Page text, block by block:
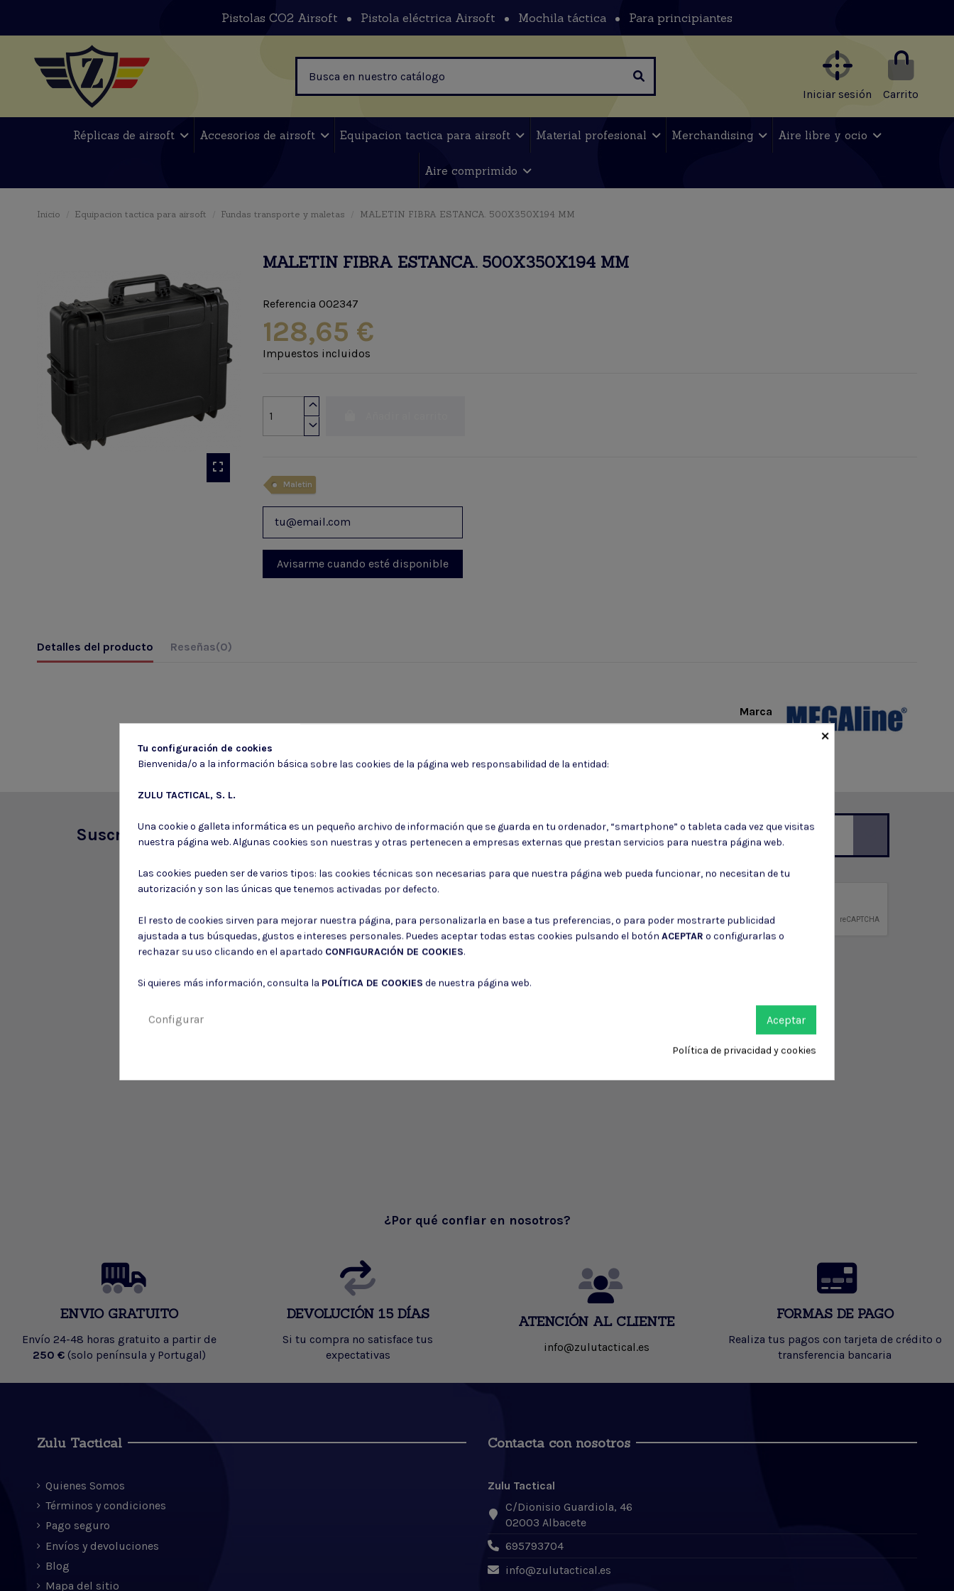
Pistolas CO2 Airsoft Pistola eléctrica Airsoft Mochila táctica Para principiantes
Iniciar sesión Carrito
Réplicas de airsoft Accesorios de airsoft Equipacion tactica para airsoft Material profesional Merchandising Aire libre y ocio
Aire comprimido
Inicio Equipacion tactica para airsoft Fundas transporte y maletas MALETIN FIBRA ESTANCA. 500X350X194 MM
MALETIN FIBRA ESTANCA. 500X350X194 MM
Referencia 002347
128,65 €
Impuestos incluidos
Maletin
Detalles del producto Reseñas(0)
Marca
Suscríbete a nuestro boletín
Puede darse de baja en cualquier momento. Para ello, consulte nuestra información de contacto en el aviso legal.
Consiento el uso de mis datos personales para recibir publicidad de su entidad.
¿Por qué confiar en nosotros?
ENVIO GRATUITO
Envío 24-48 horas gratuito a partir de
250 € (solo península y Portugal)
DEVOLUCIÓN 15 DÍAS
Si tu compra no satisface tus
expectativas
ATENCIÓN AL CLIENTE
info@zulutactical.es
FORMAS DE PAGO
Realiza tus pagos con tarjeta de crédito o
transferencia bancaria
Zulu Tactical
Quienes Somos
Términos y condiciones
Pago seguro
Envíos y devoluciones
Blog
Mapa del sitio
Contacta con nosotros
Zulu Tactical
C/Dionisio Guardiola, 46
02003 Albacete
695793704
info@zulutactical.es
×
Tu configuración de cookies
Bienvenida/o a la información básica sobre las cookies de la página web responsabilidad de la entidad:
ZULU TACTICAL, S. L.
Una cookie o galleta informática es un pequeño archivo de información que se guarda en tu ordenador, “smartphone” o tableta cada vez que visitas
nuestra página web. Algunas cookies son nuestras y otras pertenecen a empresas externas que prestan servicios para nuestra página web.
Las cookies pueden ser de varios tipos: las cookies técnicas son necesarias para que nuestra página web pueda funcionar, no necesitan de tu
autorización y son las únicas que tenemos activadas por defecto.
El resto de cookies sirven para mejorar nuestra página, para personalizarla en base a tus preferencias, o para poder mostrarte publicidad
ajustada a tus búsquedas, gustos e intereses personales. Puedes aceptar todas estas cookies pulsando el botón ACEPTAR o configurarlas o
rechazar su uso clicando en el apartado CONFIGURACIÓN DE COOKIES.
Si quieres más información, consulta la POLÍTICA DE COOKIES de nuestra página web.
Aceptar
Configurar
Política de privacidad y cookies